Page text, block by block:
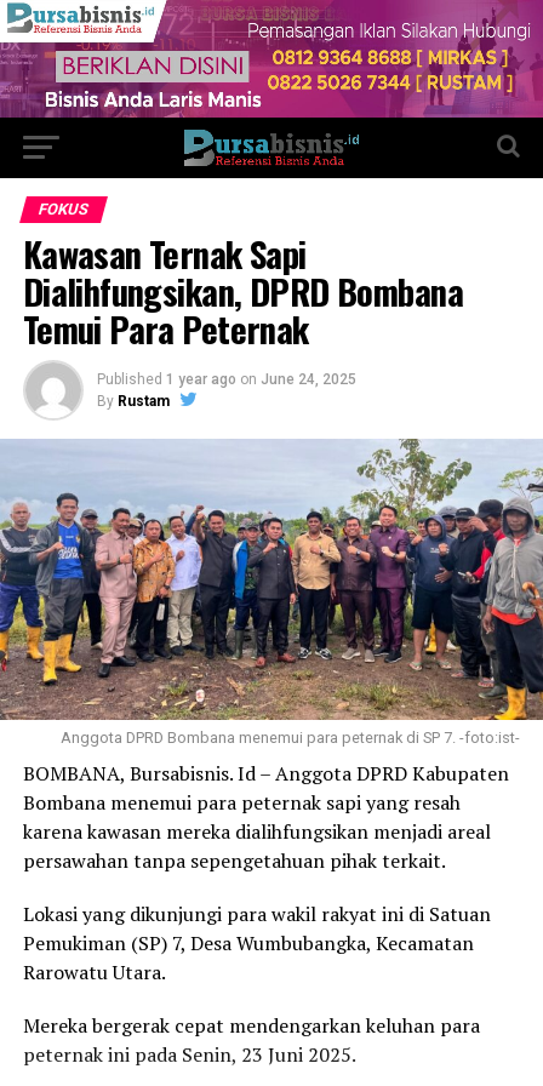
FOKUS
Kawasan Ternak Sapi
Dialihfungsikan, DPRD Bombana
Temui Para Peternak
Published 1 year ago on June 24, 2025
By Rustam
Anggota DPRD Bombana menemui para peternak di SP 7. -foto:ist-
BOMBANA, Bursabisnis. Id – Anggota DPRD Kabupaten
Bombana menemui para peternak sapi yang resah
karena kawasan mereka dialihfungsikan menjadi areal
persawahan tanpa sepengetahuan pihak terkait.
Lokasi yang dikunjungi para wakil rakyat ini di Satuan
Pemukiman (SP) 7, Desa Wumbubangka, Kecamatan
Rarowatu Utara.
Mereka bergerak cepat mendengarkan keluhan para
peternak ini pada Senin, 23 Juni 2025.